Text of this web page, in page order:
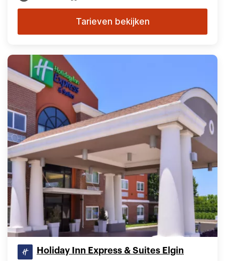
Tarieven bekijken
Holiday Inn Express & Suites Elgin